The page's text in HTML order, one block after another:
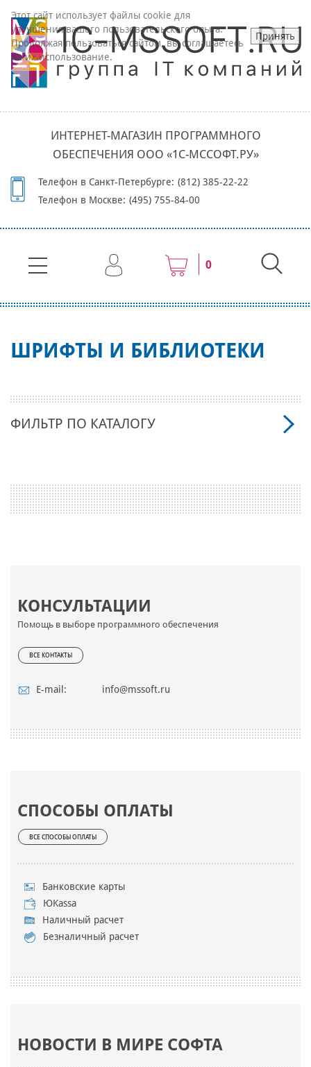
ИНТЕРНЕТ-МАГАЗИН ПРОГРАММНОГО
ОБЕСПЕЧЕНИЯ ООО «1С-МССОФТ.РУ»
Телефон в Санкт-Петербурге: (812) 385-22-22
Телефон в Москве: (495) 755-84-00
0
КОНСУЛЬТАЦИИ
Помощь в выборе программного обеспечения
ВСЕ КОНТАКТЫ
E-mail: info@mssoft.ru
СПОСОБЫ ОПЛАТЫ
ВСЕ СПОСОБЫ ОПЛАТЫ
Банковские карты
ЮKassa
Наличный расчет
Безналичный расчет
НОВОСТИ В МИРЕ СОФТА
ШРИФТЫ И БИБЛИОТЕКИ
ФИЛЬТР ПО КАТАЛОГУ
Этот сайт использует файлы cookie для
улучшения вашего пользовательского опыта.
Продолжая пользоваться сайтом, вы соглашаетесь
на их использование.
Принять